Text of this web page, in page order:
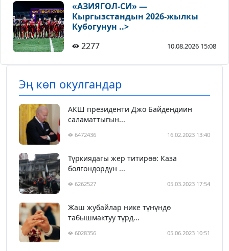
«АЗИЯГОЛ-СИ» —
Кыргызстандын 2026-жылкы
Кубогунун ..>
2277
10.08.2026 15:08
Эң көп окулгандар
АКШ президенти Джо Байдендиин
саламаттыгын...
6472436 16.02.2023 13:40
Түркиядагы жер титирөө: Каза
болгондордун ...
6262527 05.03.2023 17:54
Жаш жубайлар нике түнүндө
табышмактуу түрд...
6028356 05.06.2023 10:51